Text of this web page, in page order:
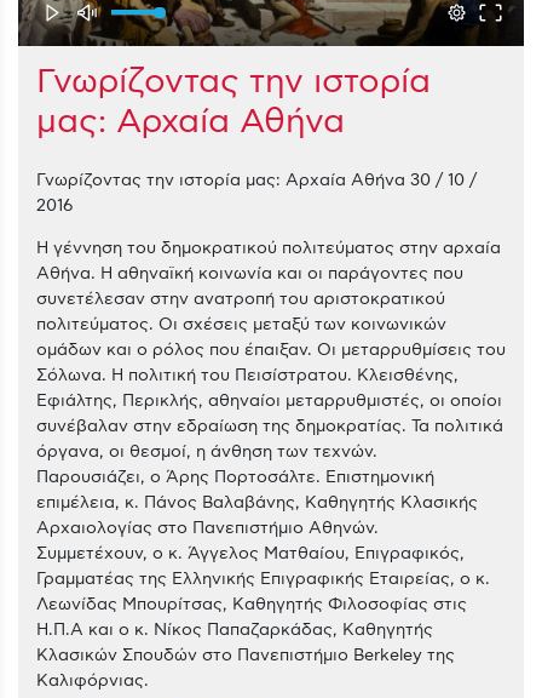
Γνωρίζοντας την ιστορία
μας: Αρχαία Αθήνα
Γνωρίζοντας την ιστορία μας: Αρχαία Αθήνα 30 / 10 /
2016
Η γέννηση του δημοκρατικού πολιτεύματος στην αρχαία
Αθήνα. Η αθηναϊκή κοινωνία και οι παράγοντες που
συνετέλεσαν στην ανατροπή του αριστοκρατικού
πολιτεύματος. Οι σχέσεις μεταξύ των κοινωνικών
ομάδων και ο ρόλος που έπαιξαν. Οι μεταρρυθμίσεις του
Σόλωνα. Η πολιτική του Πεισίστρατου. Κλεισθένης,
Εφιάλτης, Περικλής, αθηναίοι μεταρρυθμιστές, οι οποίοι
συνέβαλαν στην εδραίωση της δημοκρατίας. Τα πολιτικά
όργανα, οι θεσμοί, η άνθηση των τεχνών.
Παρουσιάζει, ο Άρης Πορτοσάλτε. Επιστημονική
επιμέλεια, κ. Πάνος Βαλαβάνης, Καθηγητής Κλασικής
Αρχαιολογίας στο Πανεπιστήμιο Αθηνών.
Συμμετέχουν, ο κ. Άγγελος Ματθαίου, Επιγραφικός,
Γραμματέας της Ελληνικής Επιγραφικής Εταιρείας, ο κ.
Λεωνίδας Μπουρίτσας, Καθηγητής Φιλοσοφίας στις
Η.Π.Α και ο κ. Νίκος Παπαζαρκάδας, Καθηγητής
Κλασικών Σπουδών στο Πανεπιστήμιο Berkeley της
Καλιφόρνιας.